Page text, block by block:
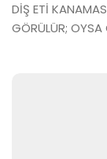
DİŞ ETİ
GÖRÜLÜR;